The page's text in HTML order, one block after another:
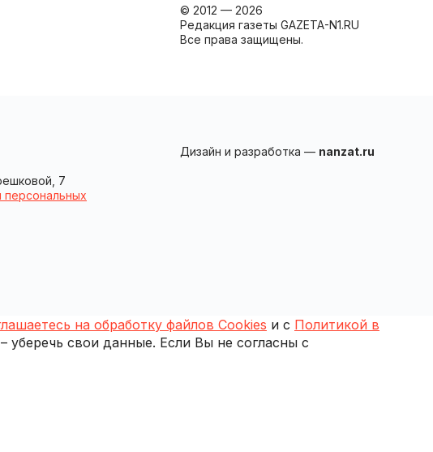
© 2012 — 2026
Редакция газеты GAZETA-N1.RU
Все права защищены.
7
персональных
Дизайн и разработка — nanzat.ru
на обработку файлов Cookies и с Политикой в
уберечь свои данные. Если Вы не согласны с